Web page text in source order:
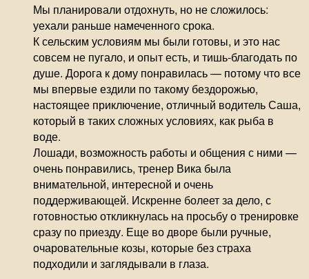
Мы планировали отдохнуть, но не сложилось:
уехали раньше намеченного срока.
К сельским условиям мы были готовы, и это нас
совсем не пугало, и опыт есть, и тишь-благодать по
душе. Дорога к дому понравилась — потому что все
мы впервые ездили по такому бездорожью,
настоящее приключение, отличный водитель Саша,
который в таких сложных условиях, как рыба в
воде.
Лошади, возможность работы и общения с ними —
очень понравились, тренер Вика была
внимательной, интересной и очень
поддерживающей. Искренне болеет за дело, с
готовностью откликнулась на просьбу о тренировке
сразу по приезду. Еще во дворе были ручные,
очаровательные козы, которые без страха
подходили и заглядывали в глаза.